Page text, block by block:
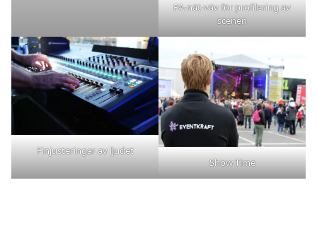
PA-nät-väv för profilering av
scenen
Finjusteringar av ljudet
Show Time